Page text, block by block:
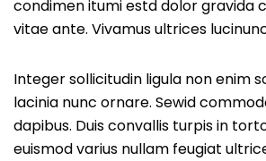
condimen itumi estd dolor gravida
vitae ante. Vivamus ultrices
Integer sollicitudin ligula non enim
lacinia nunc ornare. Sewid
dapibus. Duis convallis turpis in
euismod varius nullam feugiat